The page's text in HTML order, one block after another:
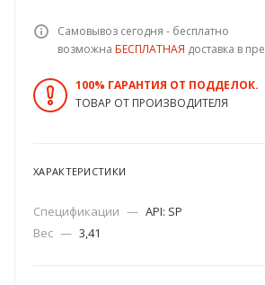
Самовывоз сегодня - бесплатно
возможна БЕСПЛАТНАЯ доставка в
100% ГАРАНТИЯ ОТ ПОДДЕЛОК.
ТОВАР ОТ ПРОИЗВОДИТЕЛЯ
ХАРАКТЕРИСТИКИ
Спецификации — API: SP
Вес — 3,41